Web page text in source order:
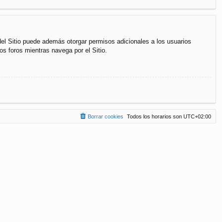
Sitio puede además otorgar permisos adicionales a los usuarios
foros mientras navega por el Sitio.
Todos los horarios son UTC+02:00
Borrar cookies